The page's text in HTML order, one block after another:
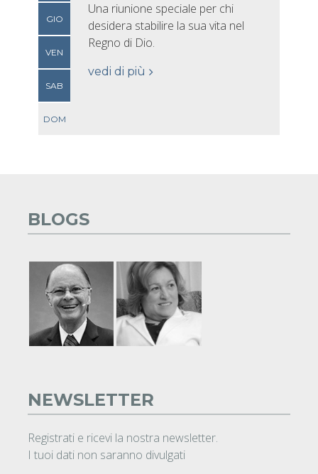
GIO
VEN
SAB
DOM
Una riunione speciale per chi
desidera stabilire la sua vita nel
Regno di Dio.
vedi di più
BLOGS
NEWSLETTER
Registrati e ricevi la nostra newsletter.
I tuoi dati non saranno divulgati